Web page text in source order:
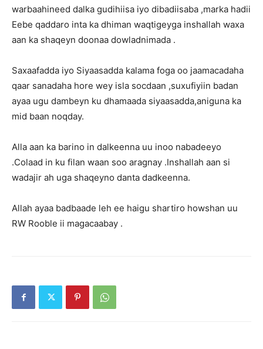
warbaahineed dalka gudihiisa iyo dibadiisaba ,marka hadii
Eebe qaddaro inta ka dhiman waqtigeyga inshallah waxa
aan ka shaqeyn doonaa dowladnimada .
Saxaafadda iyo Siyaasadda kalama foga oo jaamacadaha
qaar sanadaha hore wey isla socdaan ,suxufiyiin badan
ayaa ugu dambeyn ku dhamaada siyaasadda,aniguna ka
mid baan noqday.
Alla aan ka barino in dalkeenna uu inoo nabadeeyo
.Colaad in ku filan waan soo aragnay .Inshallah aan si
wadajir ah uga shaqeyno danta dadkeenna.
Allah ayaa badbaade leh ee haigu shartiro howshan uu
RW Rooble ii magacaabay .